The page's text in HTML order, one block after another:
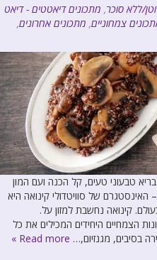
ללא סוכר, מתכונים דיאטטים - דיאט
צמחוניים, מתכונים אחרונים,
טבעוני טעים, קל הכנה ועם המון
האינסטגרם של סוויטדולי קינואה היא
קינואה נחשבת למזון על.
הצמחיים היחידים המכילים את כל
בסיבים, מגנזיום,… Read more »